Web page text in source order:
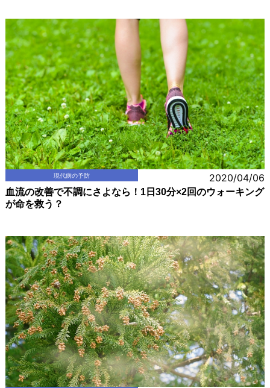
現代病の予防 2020/04/06
血流の改善で不調にさよなら！1日30分×2回のウォーキング
が命を救う？